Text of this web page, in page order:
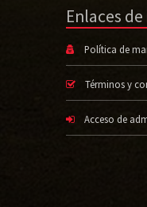
Enlaces
Política de
Términos y
Acceso de